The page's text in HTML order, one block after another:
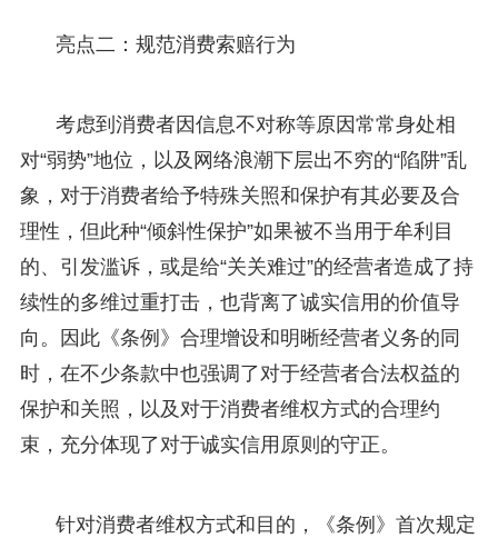
亮点二：规范消费索赔行为
考虑到消费者因信息不对称等原因常常身处相
对“弱势”地位，以及网络浪潮下层出不穷的“陷阱”乱
象，对于消费者给予特殊关照和保护有其必要及合
理性，但此种“倾斜性保护”如果被不当用于牟利目
的、引发滥诉，或是给“关关难过”的经营者造成了持
续性的多维过重打击，也背离了诚实信用的价值导
向。因此《条例》合理增设和明晰经营者义务的同
时，在不少条款中也强调了对于经营者合法权益的
保护和关照，以及对于消费者维权方式的合理约
束，充分体现了对于诚实信用原则的守正。
针对消费者维权方式和目的，《条例》首次规定